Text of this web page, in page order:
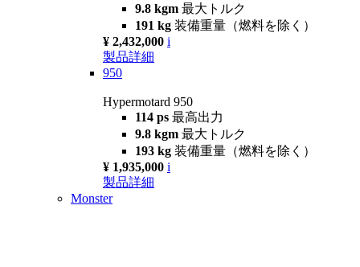
9.8 kgm 最大トルク
191 kg 装備重量（燃料を除く）
¥ 2,432,000 i
製品詳細
950
Hypermotard 950
114 ps 最高出力
9.8 kgm 最大トルク
193 kg 装備重量（燃料を除く）
¥ 1,935,000 i
製品詳細
Monster